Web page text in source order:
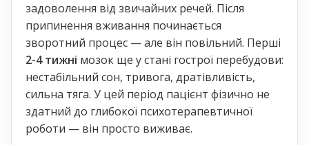
задоволення від звичайних речей. Після
припинення вживання починається
зворотний процес — але він повільний. Перші
2-4 тижні мозок ще у стані гострої перебудови:
нестабільний сон, тривога, дратівливість,
сильна тяга. У цей період пацієнт фізично не
здатний до глибокої психотерапевтичної
роботи — він просто виживає.